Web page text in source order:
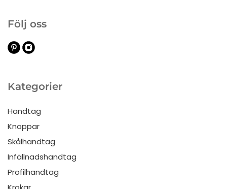
Kategorier
Handtag
Knoppar
Skålhandtag
Infällnadshandtag
Profilhandtag
Följ oss